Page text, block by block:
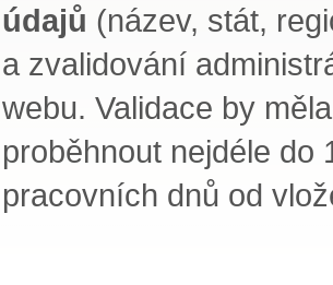
údajů (název, stát,
a zvalidování
webu. Validace by měla
proběhnout nejdéle do
pracovních dnů od